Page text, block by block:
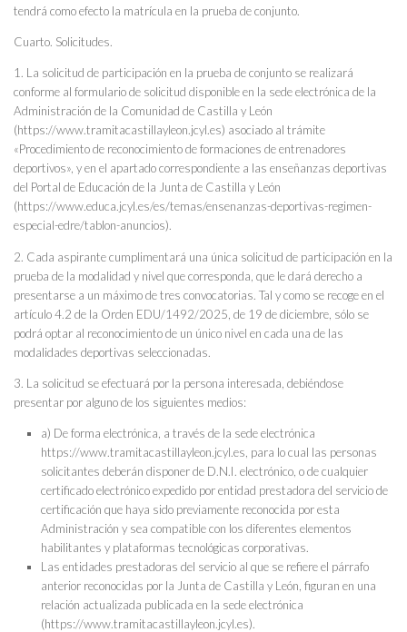
tendrá como efecto la matrícula en la prueba de conjunto.
Cuarto. Solicitudes.
1. La solicitud de participación en la prueba de conjunto se realizará
conforme al formulario de solicitud disponible en la sede electrónica de la
Administración de la Comunidad de Castilla y León
(https://www.tramitacastillayleon.jcyl.es) asociado al trámite
«Procedimiento de reconocimiento de formaciones de entrenadores
deportivos», y en el apartado correspondiente a las enseñanzas deportivas
del Portal de Educación de la Junta de Castilla y León
(https://www.educa.jcyl.es/es/temas/ensenanzas-deportivas-regimen-
especial-edre/tablon-anuncios).
2. Cada aspirante cumplimentará una única solicitud de participación en la
prueba de la modalidad y nivel que corresponda, que le dará derecho a
presentarse a un máximo de tres convocatorias. Tal y como se recoge en el
artículo 4.2 de la Orden EDU/1492/2025, de 19 de diciembre, sólo se
podrá optar al reconocimiento de un único nivel en cada una de las
modalidades deportivas seleccionadas.
3. La solicitud se efectuará por la persona interesada, debiéndose
presentar por alguno de los siguientes medios:
a) De forma electrónica, a través de la sede electrónica
https://www.tramitacastillayleon.jcyl.es, para lo cual las personas
solicitantes deberán disponer de D.N.I. electrónico, o de cualquier
certificado electrónico expedido por entidad prestadora del servicio de
certificación que haya sido previamente reconocida por esta
Administración y sea compatible con los diferentes elementos
habilitantes y plataformas tecnológicas corporativas.
Las entidades prestadoras del servicio al que se refiere el párrafo
anterior reconocidas por la Junta de Castilla y León, figuran en una
relación actualizada publicada en la sede electrónica
(https://www.tramitacastillayleon.jcyl.es).